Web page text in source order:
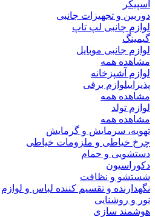
اسپیکر
دوربین و تجهیزات جانبی
لوازم چانبی لپ تاپ
گیمینگ
لوازم جانبی موبایل
مشاهده همه
لوازم آشپزخانه
پذیراییلوازم برقی
مشاهده همه
لوازم تولد
مشاهده همه
تهویه، سرمایش و گرمایش
چرخ خیاطی و ملزومات خیاطی
دستشویی و حمام
دکوراسیون
شستشو و نظافت
نگهدارنده و تقسیم کننده لباس و لوازم
نور و روشنایی
هوشمند سازی